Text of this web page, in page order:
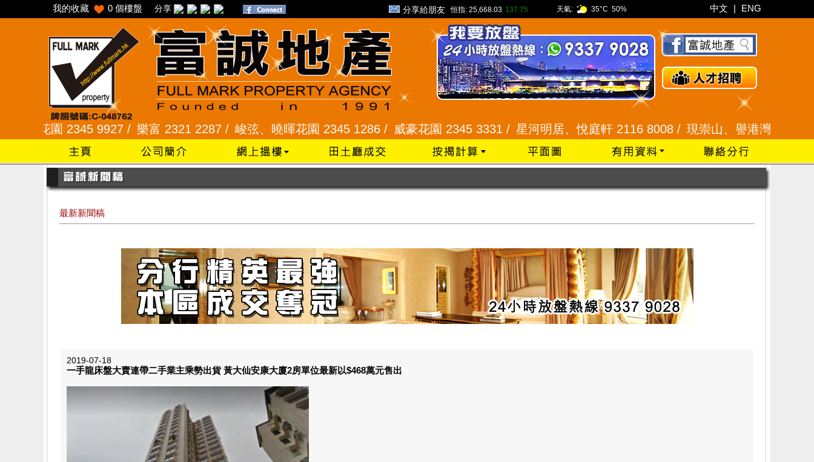
我的收藏 0 個樓盤 分享 分享給朋友 恒指: 25,668.03 137.75 天氣: 35°C 50% 中文 | ENG
9927 /樂富 2321 2287 /峻弦、曉暉花園 2345 1286 /威豪花園 2345 3331 /星河明居、悅庭軒 2116 8008 /現崇山、譽港灣 2345 9926 /
最新新聞稿
2019-07-18
一手龍床盤大賣連帶二手業主乘勢出貨 黃大仙安康大廈2房單位最新以$468萬元售出